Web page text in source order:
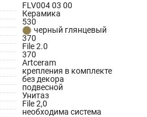
FLV004 03 00
Керамика
530
черный глянцевый
370
File 2.0
370
Artceram
крепления в комплекте
без декора
подвесной
Унитаз
File 2,0
необходима система